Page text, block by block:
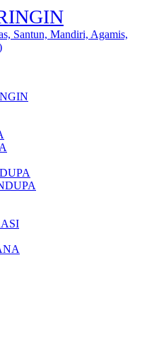
Santun, Mandiri, Agamis,